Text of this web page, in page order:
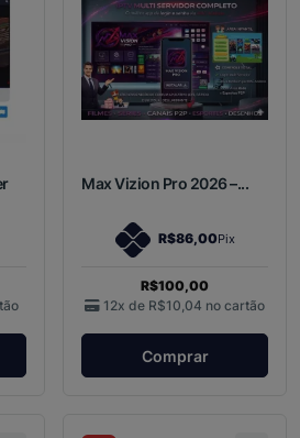
Max Vizion Pro 2026 –...
R$86,00Pix
R$100,00
12x de R$10,04 no cartão
Comprar